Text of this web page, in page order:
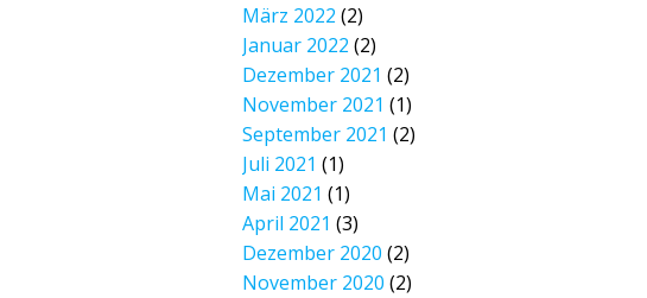
März 2022 (2)
Januar 2022 (2)
Dezember 2021 (2)
November 2021 (1)
September 2021 (2)
Juli 2021 (1)
Mai 2021 (1)
April 2021 (3)
Dezember 2020 (2)
November 2020 (2)